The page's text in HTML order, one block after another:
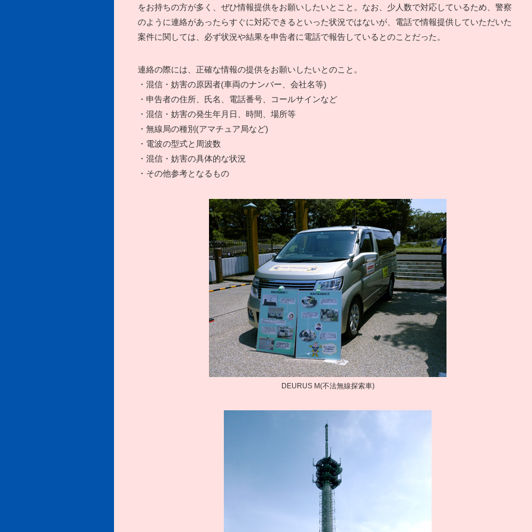
をお持ちの方が多く、ぜひ情報提供をお願いしたいとこと。なお、少人数で対応しているため、警察
のように連絡があったらすぐに対応できるといった状況ではないが、電話で情報提供していただいた
案件に関しては、必ず状況や結果を申告者に電話で報告しているとのことだった。
連絡の際には、正確な情報の提供をお願いしたいとのこと。
・混信・妨害の原因者(車両のナンバー、会社名等)
・申告者の住所、氏名、電話番号、コールサインなど
・混信・妨害の発生年月日、時間、場所等
・無線局の種別(アマチュア局など)
・電波の型式と周波数
・混信・妨害の具体的な状況
・その他参考となるもの
DEURUS M(不法無線探索車)